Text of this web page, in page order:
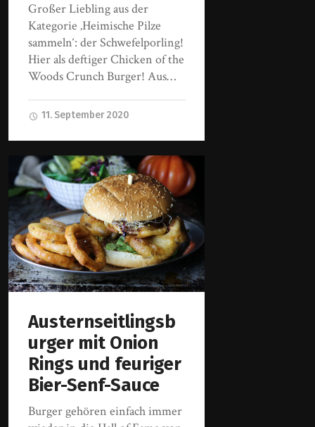
Großer Liebling aus der
Kategorie ‚Heimische Pilze
sammeln‘: der Schwefelporling!
Hier als deftiger Chicken of the
Woods Crunch Burger! Aus…
11. September 2020
Austernseitlingsb
urger mit Onion
Rings und feuriger
Bier-Senf-Sauce
Burger gehören einfach immer